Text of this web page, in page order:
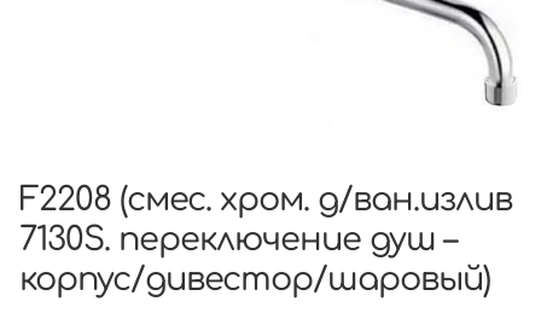
F2208 (смес. хром. д/ван.излив
7130S. переключение душ –
корпус/дивестор/шаровый)